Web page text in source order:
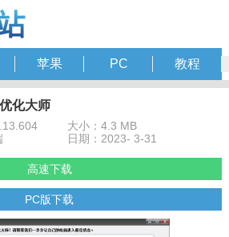
苹果 PC 教程
化大师
大小：4.3 MB
日期：2023- 3-31
高速下载
PC版下载